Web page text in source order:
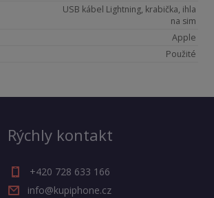
USB kábel Lightning, krabička, ihla
na sim
Apple
Použité
Rýchly kontakt
+420 728 633 166
info@kupiphone.cz